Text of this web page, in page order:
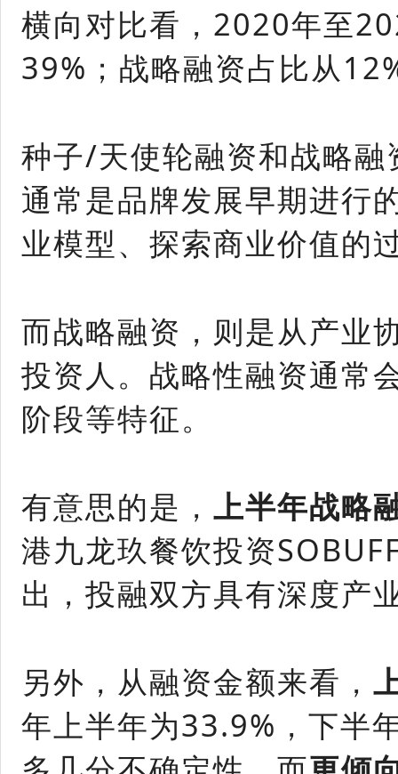
横向对比看，2020年至
39%；战略融资占比从
种子/天使轮融资和战略
通常是品牌发展早期进行
业模型、探索商业价值的
而战略融资，则是从产业
投资人。战略性融资通常
阶段等特征。
有意思的是， 上半年战略
港九龙玖餐饮投资
出，投融双方具有深度产
另外，从融资金额来看，
年上半年为33.9%，下半